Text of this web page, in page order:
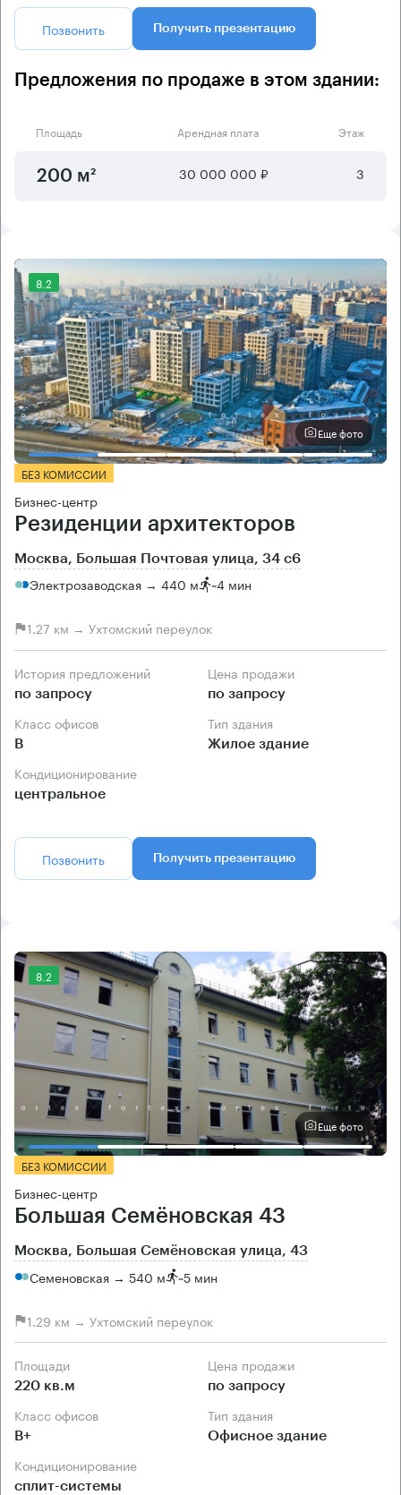
Позвонить Получить презентацию
Предложения по продаже в этом здании:
Площадь Арендная плата Этаж
200 м² 30 000 000 ₽ 3
8.2
Еще фото
БЕЗ КОМИССИИ
Бизнес-центр
Резиденции архитекторов
Москва, Большая Почтовая улица, 34 с6
Электрозаводская → 440 м ~4 мин
1.27 км → Ухтомский переулок
История предложений
по запросу
Цена продажи
по запросу
Класс офисов
B
Тип здания
Жилое здание
Кондиционирование
центральное
Позвонить Получить презентацию
8.2
Еще фото
БЕЗ КОМИССИИ
Бизнес-центр
Большая Семёновская 43
Москва, Большая Семёновская улица, 43
Семеновская → 540 м ~5 мин
1.29 км → Ухтомский переулок
Площади
220 кв.м
Цена продажи
по запросу
Класс офисов
B+
Тип здания
Офисное здание
Кондиционирование
сплит-системы